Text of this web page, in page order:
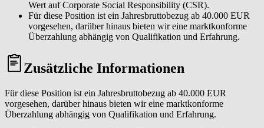
Wert auf Corporate Social Responsibility (CSR).
Für diese Position ist ein Jahresbruttobezug ab 40.000 EUR
vorgesehen, darüber hinaus bieten wir eine marktkonforme
Überzahlung abhängig von Qualifikation und Erfahrung.
Zusätzliche Informationen
Für diese Position ist ein Jahresbruttobezug ab 40.000 EUR
vorgesehen, darüber hinaus bieten wir eine marktkonforme
Überzahlung abhängig von Qualifikation und Erfahrung.